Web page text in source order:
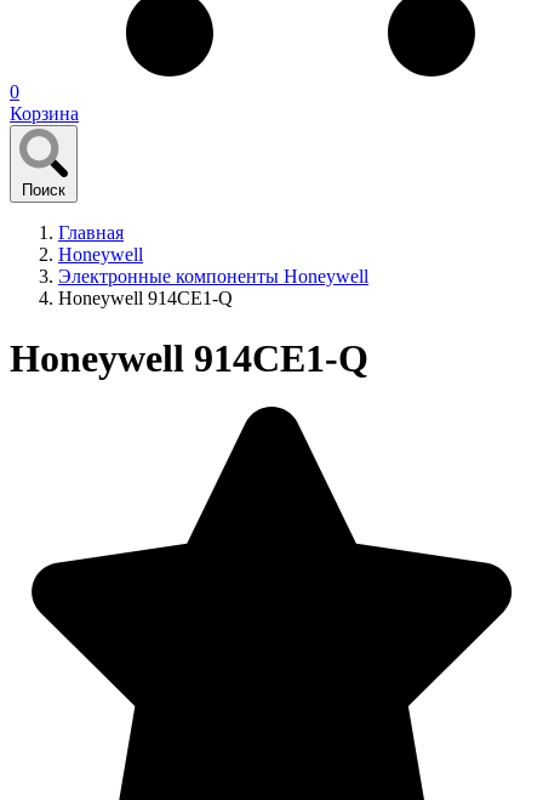
0
Корзина
Поиск
Главная
Honeywell
Электронные компоненты Honeywell
Honeywell 914CE1-Q
Honeywell 914CE1-Q